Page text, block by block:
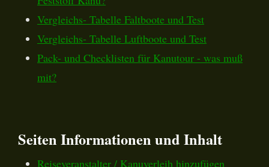
Vergleichs- Tabelle Faltboote und Test
Vergleichs- Tabelle Luftboote und Test
Pack- und Checklisten für Kanutour - was muß
mit?
Seiten Informationen und Inhalt
Reiseveranstalter / Kanuverleih hinzufügen